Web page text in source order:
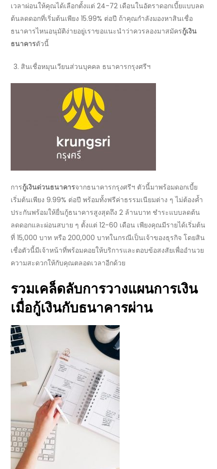
เวลาผ่อนให้คุณได้เลือกตั้งแต่ 24-72 เดือนในอัตราดอกเบี้ยแบบลด
ต้นลดดอกที่เริ่มต้นเพียง 15.99% ต่อปี ถ้าคุณกำลังมองหาสินเชื่อ
ธนาคารไหนอนุมัติง่ายอยู่เราขอแนะนำว่าควรลองมาสมัครกู้เงิน
ธนาคารตัวนี้
สินเชื่อหมุนเวียนส่วนบุคคล ธนาคารกรุงศรีฯ
การกู้เงินด่วนธนาคารจากธนาคารกรุงศรีฯ ตัวนี้มาพร้อมดอกเบี้ย
เริ่มต้นเพียง9.99% ต่อปี พร้อมทั้งฟรีค่าธรรมเนียมต่าง ๆ ไม่ต้องค้ำ
ประกันพร้อมให้ยื่นกู้ธนาคารสูงสุดถึง2 ล้านบาท ชำระแบบลดต้น
ลดดอกและผ่อนสบาย ๆ ตั้งแต่12-60 เดือน เพียงคุณมีรายได้เริ่มต้น
ที่15,000บาท หรือ200,000บาทในกรณีเป็นเจ้าของธุรกิจ โดยสิน
เชื่อตัวนี้มีเจ้าหน้าที่พร้อมคอยให้บริการและตอบข้อสงสัยเพื่ออำนวย
ความสะดวกให้กับคุณตลอดเวลาอีกด้วย
รวมเคล็ดลับการวางแผนการเงิน
เมื่อกู้เงินกับธนาคารผ่าน